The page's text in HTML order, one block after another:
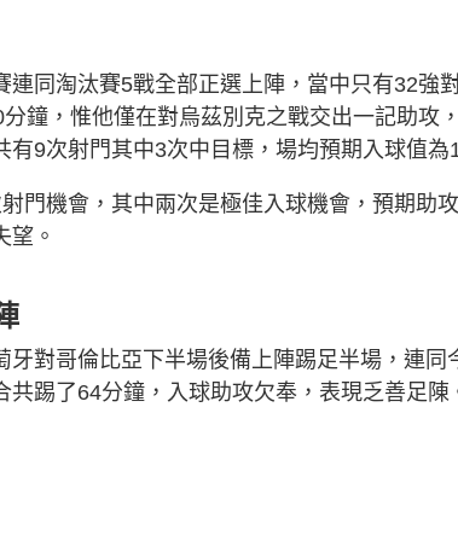
連同淘汰賽5戰全部正選上陣，當中只有32強
鐘，惟他僅在對烏茲別克之戰交出一記助攻
9次射門其中3次中目標，場均預期入球值為
門機會，其中兩次是極佳入球機會，預期助
望。
牙對哥倫比亞下半場後備上陣踢足半場，連同
踢了64分鐘，入球助攻欠奉，表現乏善足陳